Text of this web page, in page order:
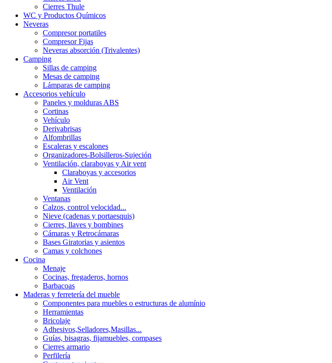
Cierres Thule
WC y Productos Químicos
Neveras
Compresor portatiles
Compresor Fijas
Neveras absorción (Trivalentes)
Camping
Sillas de camping
Mesas de camping
Lámparas de camping
Accesorios vehículo
Paneles y molduras ABS
Cortinas
Vehículo
Derivabrisas
Alfombrillas
Escaleras y escalones
Organizadores-Bolsilleros-Sujeción
Ventilación, claraboyas y Air vent
Claraboyas y accesorios
Air Vent
Ventilación
Ventanas
Calzos, control velocidad...
Nieve (cadenas y portaesquis)
Cierres, llaves y bombines
Cámaras y Retrocámaras
Bases Giratorias y asientos
Camas y colchones
Cocina
Menaje
Cocinas, fregaderos, hornos
Barbacoas
Maderas y ferretería del mueble
Componentes para muebles o estructuras de alumínio
Herramientas
Bricolaje
Adhesivos,Selladores,Masillas...
Guías, bisagras, fijamuebles, compases
Cierres armario
Perfilería